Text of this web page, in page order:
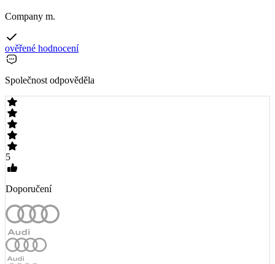
Company m.
ověřené hodnocení
Společnost odpověděla
5
Doporučení